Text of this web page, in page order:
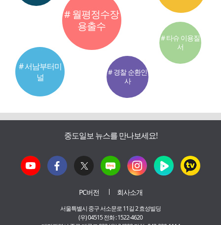
# 월평정수장
용출수
# 서남부터미
널
# 경찰 순환인
사
# 타슈 이용질
서
중도일보 뉴스를 만나보세요!
PC버전 회사소개
서울특별시 중구 서소문로 11길 2 효성빌딩
(우) 04515 전화 : 1522-4620